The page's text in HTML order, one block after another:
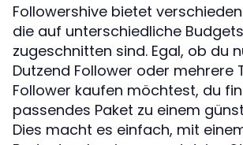
Followershive bietet
die auf unterschiedliche Budgets
zugeschnitten sind. Egal, ob du
Dutzend Follower oder mehrere
Follower kaufen möchtest, du
passendes Paket zu einem
Dies macht es einfach, mit